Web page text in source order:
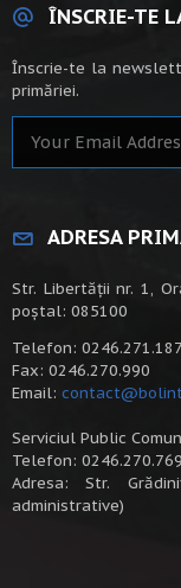
ÎNSCRIE-TE
Înscrie-te la
primăriei.
ADRESA
Str. Libertății nr. 1,
poștal: 085100
Telefon: 0246.271.187
Fax: 0246.270.990
Email:
Serviciul Public
Telefon: 0246.270.769
Adresa: Str.
administrative)